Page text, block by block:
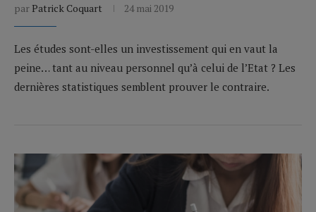
par Patrick Coquart 24 mai 2019
Les études sont-elles un investissement qui en vaut la
peine… tant au niveau personnel qu’à celui de l’Etat ? Les
dernières statistiques semblent prouver le contraire.